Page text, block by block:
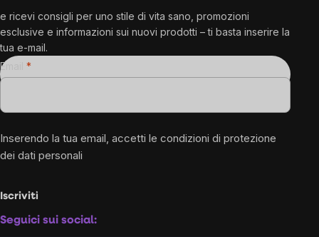
e ricevi consigli per uno stile di vita sano, promozioni
esclusive e informazioni sui nuovi prodotti – ti basta inserire la
tua e-mail.
Email
Inserendo la tua email, accetti le condizioni di protezione
dei dati personali
Iscriviti
Seguici sui social: